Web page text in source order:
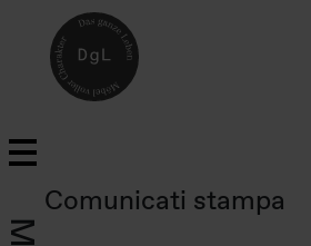
Comunicati stampa